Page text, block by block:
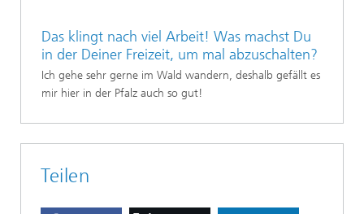
Das klingt nach viel Arbeit! Was machst Du
in der Deiner Freizeit, um mal abzuschalten?
Ich gehe sehr gerne im Wald wandern, deshalb gefällt es
mir hier in der Pfalz auch so gut!
Teilen